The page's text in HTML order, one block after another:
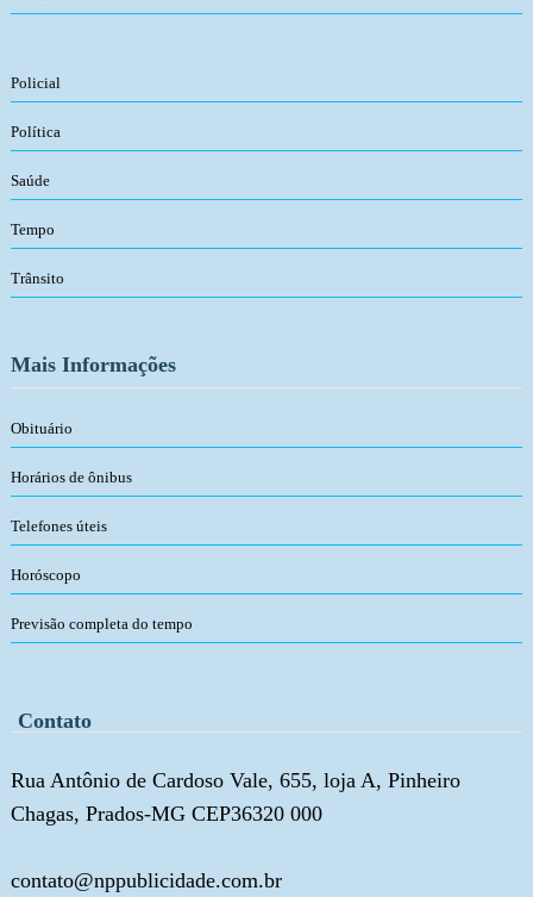
Policial
Política
Saúde
Tempo
Trânsito
Mais Informações
Obituário
Horários de ônibus
Telefones úteis
Horóscopo
Previsão completa do tempo
Contato
Rua Antônio de Cardoso Vale, 655, loja A, Pinheiro
Chagas, Prados-MG CEP36320 000
contato@nppublicidade.com.br